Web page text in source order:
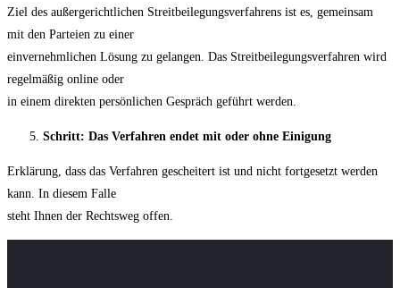
Ziel des außergerichtlichen Streitbeilegungsverfahrens ist es, gemeinsam
mit den Parteien zu einer
einvernehmlichen Lösung zu gelangen. Das Streitbeilegungsverfahren wird
regelmäßig online oder
in einem direkten persönlichen Gespräch geführt werden.
Schritt: Das Verfahren endet mit oder ohne Einigung
Erklärung, dass das Verfahren gescheitert ist und nicht fortgesetzt werden
kann. In diesem Falle
steht Ihnen der Rechtsweg offen.